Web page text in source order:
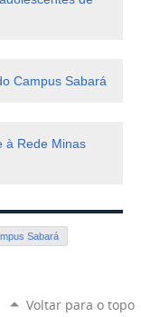
Campus Sabará
à Rede Minas
Sabará
Voltar para o topo